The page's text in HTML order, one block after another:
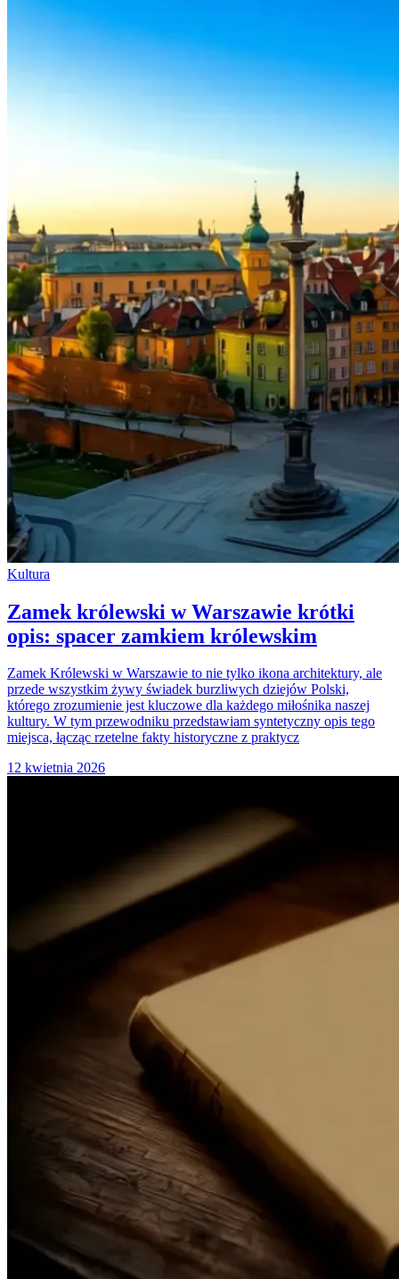
Kultura
Zamek królewski w Warszawie krótki
opis: spacer zamkiem królewskim
Zamek Królewski w Warszawie to nie tylko ikona architektury, ale
przede wszystkim żywy świadek burzliwych dziejów Polski,
którego zrozumienie jest kluczowe dla każdego miłośnika naszej
kultury. W tym przewodniku przedstawiam syntetyczny opis tego
miejsca, łącząc rzetelne fakty historyczne z praktycz
12 kwietnia 2026